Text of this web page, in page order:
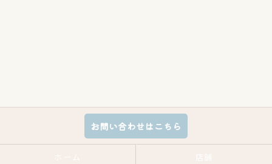
お問い合わせはこちら